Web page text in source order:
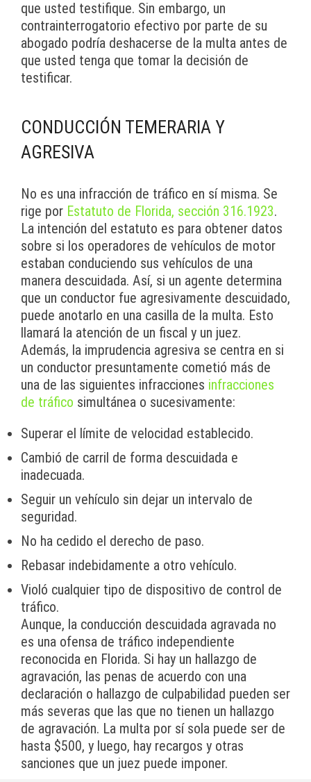
que usted testifique. Sin embargo, un
contrainterrogatorio efectivo por parte de su
abogado podría deshacerse de la multa antes de
que usted tenga que tomar la decisión de
testificar.
CONDUCCIÓN TEMERARIA Y
AGRESIVA
No es una infracción de tráfico en sí misma. Se
rige por Estatuto de Florida, sección 316.1923.
La intención del estatuto es para obtener datos
sobre si los operadores de vehículos de motor
estaban conduciendo sus vehículos de una
manera descuidada. Así, si un agente determina
que un conductor fue agresivamente descuidado,
puede anotarlo en una casilla de la multa. Esto
llamará la atención de un fiscal y un juez.
Además, la imprudencia agresiva se centra en si
un conductor presuntamente cometió más de
una de las siguientes infracciones infracciones
de tráfico simultánea o sucesivamente:
Superar el límite de velocidad establecido.
Cambió de carril de forma descuidada e
inadecuada.
Seguir un vehículo sin dejar un intervalo de
seguridad.
No ha cedido el derecho de paso.
Rebasar indebidamente a otro vehículo.
Violó cualquier tipo de dispositivo de control de
tráfico.
Aunque, la conducción descuidada agravada no
es una ofensa de tráfico independiente
reconocida en Florida. Si hay un hallazgo de
agravación, las penas de acuerdo con una
declaración o hallazgo de culpabilidad pueden ser
más severas que las que no tienen un hallazgo
de agravación. La multa por sí sola puede ser de
hasta $500, y luego, hay recargos y otras
sanciones que un juez puede imponer.